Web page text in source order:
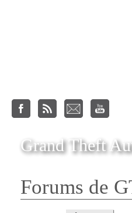
Grand Theft
Forums de